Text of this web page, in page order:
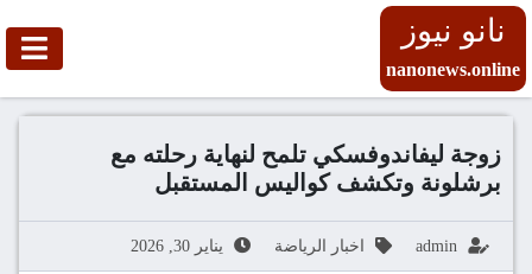
نانو نيوز
nanonews.online
زوجة ليفاندوفسكي تلمح لنهاية رحلته مع
برشلونة وتكشف كواليس المستقبل
admin اخبار الرياضة يناير 30, 2026